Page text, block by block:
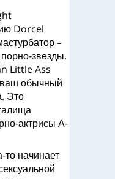
Dorcel
–
звезды.
Little Ass
ваш обычный
Это
актрисы А-
то начинает